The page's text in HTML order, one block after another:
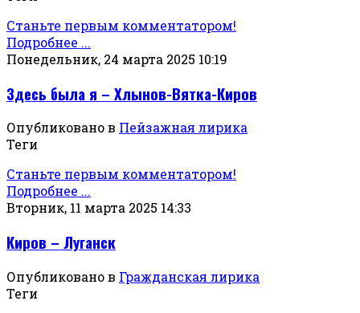
Станьте первым комментатором!
Подробнее ...
Понедельник, 24 марта 2025 10:19
Здесь была я – Хлынов-Вятка-Киров
Опубликовано в Пейзажная лирика
Теги
Станьте первым комментатором!
Подробнее ...
Вторник, 11 марта 2025 14:33
Киров – Луганск
Опубликовано в Гражданская лирика
Теги